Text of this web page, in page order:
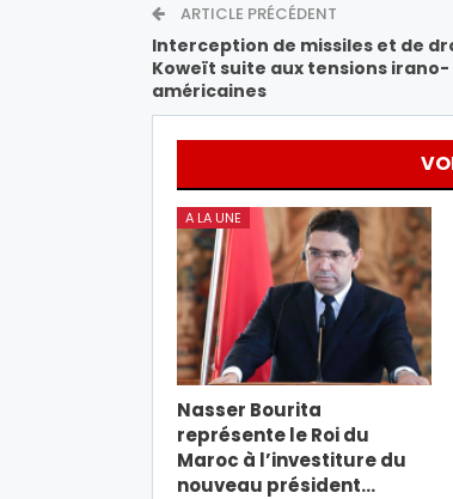
ARTICLE PRÉCÉDENT
Interception de missiles et de
Koweït suite aux tensions irano-
américaines
A LA UNE
Nasser Bourita
représente le Roi du
Maroc à l’investiture du
nouveau président…